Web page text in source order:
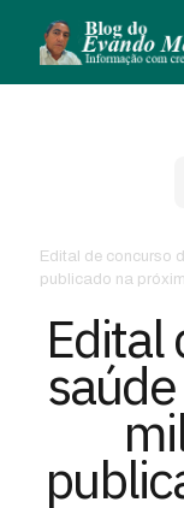
Edital de concurso
publicado na
Edital